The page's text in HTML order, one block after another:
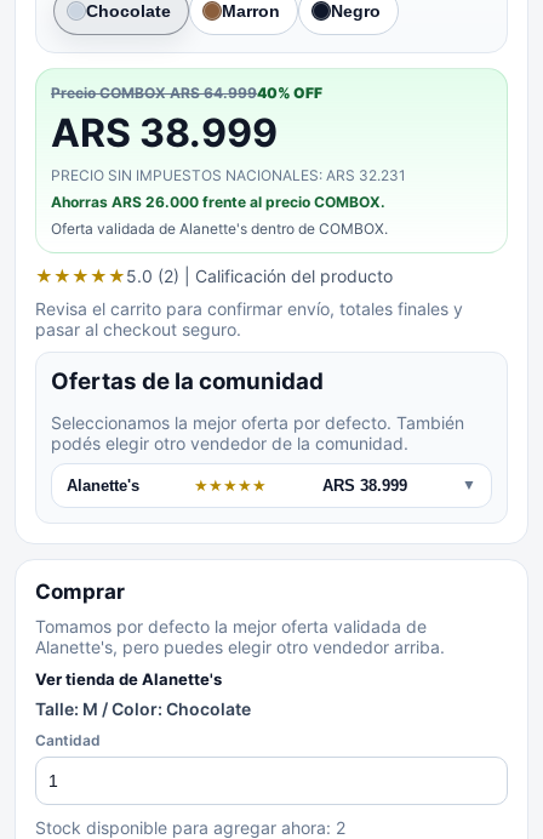
Chocolate Marron Negro
Precio COMBOXARS 64.99940% OFF
ARS 38.999
PRECIO SIN IMPUESTOS NACIONALES: ARS 32.231
Ahorras ARS 26.000 frente al precio COMBOX.
Oferta validada de Alanette's dentro de COMBOX.
★★★★★5.0 (2) | Calificación del producto
Revisa el carrito para confirmar envío, totales finales y
pasar al checkout seguro.
Ofertas de la comunidad
Seleccionamos la mejor oferta por defecto. También
podés elegir otro vendedor de la comunidad.
Alanette's ★★★★★ ARS 38.999 ▼
Comprar
Tomamos por defecto la mejor oferta validada de
Alanette's, pero puedes elegir otro vendedor arriba.
Ver tienda deAlanette's
Talle: M / Color: Chocolate
Cantidad
Stock disponible para agregar ahora: 2